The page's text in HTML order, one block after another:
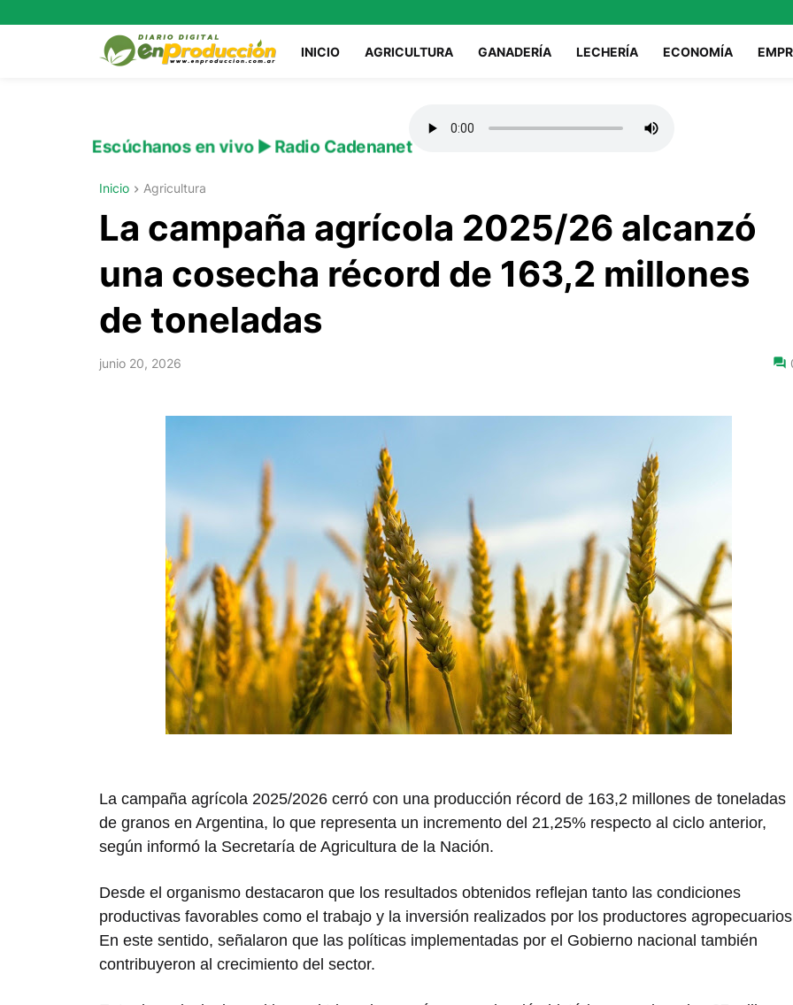
INICIO AGRICULTURA GANADERÍA LECHERÍA ECONOMÍA
Escúchanos en vivo ▶️ Radio Cadenanet
Inicio Agricultura
La campaña agrícola 2025/26 alcanzó
una cosecha récord de 163,2 millones
de toneladas
junio 20, 2026
La campaña agrícola 2025/2026 cerró con una producción récord de 163,2 millones de toneladas
de granos en Argentina, lo que representa un incremento del 21,25% respecto al ciclo anterior,
según informó la Secretaría de Agricultura de la Nación.
Desde el organismo destacaron que los resultados obtenidos reflejan tanto las condiciones
productivas favorables como el trabajo y la inversión realizados por los productores
En este sentido, señalaron que las políticas implementadas por el Gobierno nacional también
contribuyeron al crecimiento del sector.